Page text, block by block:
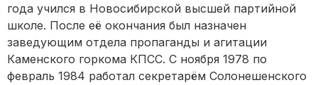
года учился в Новосибирской высшей партийной
школе. После её окончания был назначен
заведующим отдела пропаганды и агитации
Каменского горкома КПСС. С ноября 1978 по
февраль 1984 работал секретарём Солонешенского